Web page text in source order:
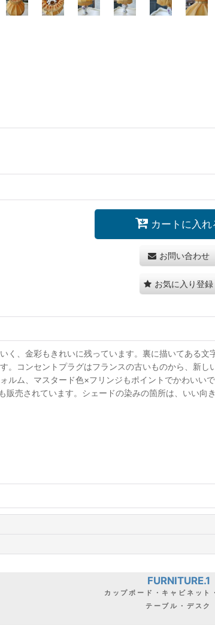
カートに入れ
お問い合わせ
お気に入り登録
、金彩もきれいに残っています。裏に描いてある
。コンセントプラグはフランスの古いものから、新
ルム、マスタード色×フリンジもポイントでかわい
売されています。シェードの染みの箇所は、いい向
FURNITURE.1
カップボード・キャビネット
テーブル・デスク